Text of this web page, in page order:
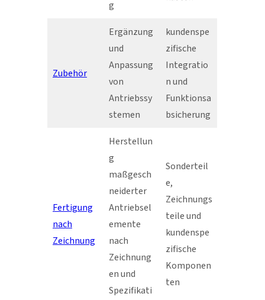
g
Zubehör
Ergänzung
und
Anpassung
von
Antriebssy
stemen
kundenspe
zifische
Integratio
n und
Funktionsa
bsicherung
Fertigung
nach
Zeichnung
Herstellun
g
maßgesch
neiderter
Antriebsel
emente
nach
Zeichnung
en und
Spezifikati
Sonderteil
e,
Zeichnungs
teile und
kundenspe
zifische
Komponen
ten